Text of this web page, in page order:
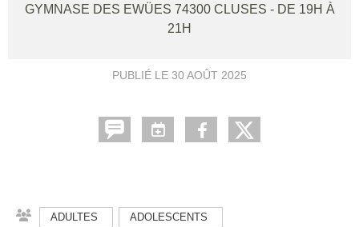
GYMNASE DES EWÜES 74300 CLUSES - DE 19H À
21H
PUBLIÉ LE 30 AOÛT 2025
ADULTES ADOLESCENTS